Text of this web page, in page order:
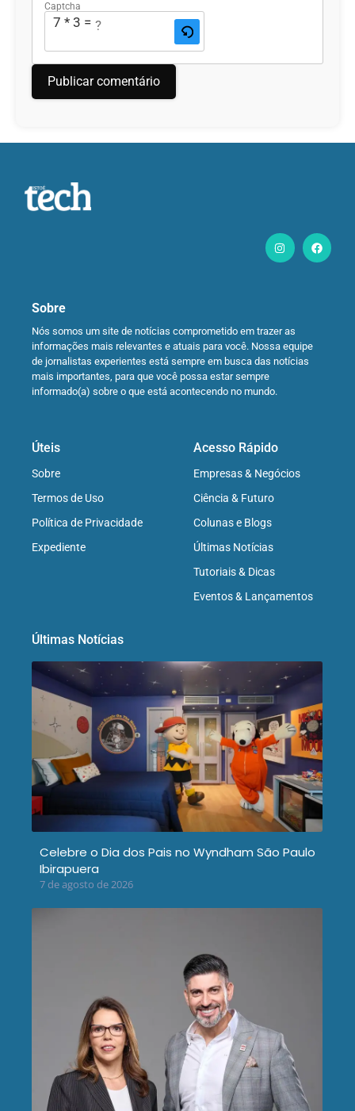
Captcha
7 * 3 = ?
Sobre
Nós somos um site de notícias comprometido em trazer as
informações mais relevantes e atuais para você. Nossa equipe
de jornalistas experientes está sempre em busca das notícias
mais importantes, para que você possa estar sempre
informado(a) sobre o que está acontecendo no mundo.
Úteis
Sobre
Termos de Uso
Política de Privacidade
Expediente
Acesso Rápido
Empresas & Negócios
Ciência & Futuro
Colunas e Blogs
Últimas Notícias
Tutoriais & Dicas
Eventos & Lançamentos
Últimas Notícias
Celebre o Dia dos Pais no Wyndham São Paulo
Ibirapuera
7 de agosto de 2026